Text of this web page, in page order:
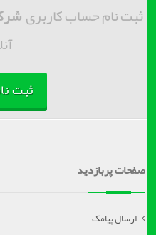
ثبت نام حساب کاربری
ثبت
صفحات پربازدید
ارسال پیامک